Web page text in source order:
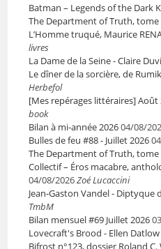
Batman – Legends of the Dark
The Department of Truth, tome
L’Homme truqué, Maurice
livres
La Dame de la Seine - Claire
Le dîner de la sorcière, de
Herbefol
[Mes repérages littéraires] Août
book
Bilan à mi-année 202604/08/
Bulles de feu #88 - Juillet 2026
The Department of Truth, tome
Collectif – Éros macabre,
04/08/2026Zoé Lucaccini
Jean-Gaston Vandel - Diptyque
TmbM
Bilan mensuel #69 Juillet 2026
Lovecraft's Brood - Ellen Datlow
Bifrost n°123, dossier Roland C.